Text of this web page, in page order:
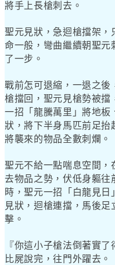
將手上長槍刺去。
聖元見狀，急迴槍擋架，
命一般，彎曲繼續朝聖元
了一步。
戰前怎可退縮，一退之後
槍擋回，聖元見槍勢被擋
一招「龍騰萬里」將地
狀，將下半身馬匹前足抬
將襲來的物品全數刺爛。
聖元不給一點喘息空間
去物品之勢，伏低身軀往
時，聖元一招「白龍見
見狀，迴槍連擋，馬後
擊。
『你這小子槍法倒著實
比屍說完，往門外躍去。